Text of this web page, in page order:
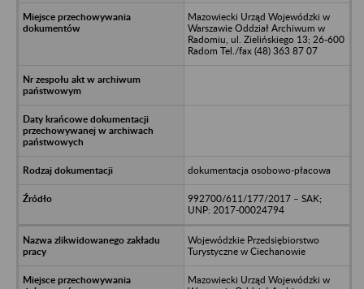
Mazowiecki Urząd Wojewódzki w
Warszawie Oddział Archiwum w
Radomiu, ul. Zielińskiego 13; 26-600
Radom Tel./fax (48) 363 87 07
dokumentacja osobowo-płacowa
992700/611/177/2017 – SAK;
UNP: 2017-00024794
Wojewódzkie Przedsiębiorstwo
Turystyczne w Ciechanowie
Mazowiecki Urząd Wojewódzki w